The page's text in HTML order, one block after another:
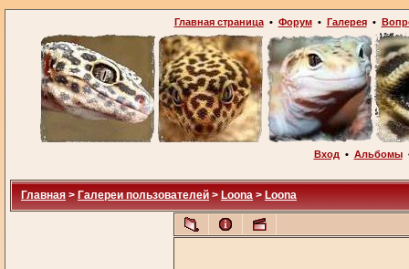
Главная страница• Форум• Галерея•
Вход • Альбомы
Главная > Галереи пользователей > Loona > Loona